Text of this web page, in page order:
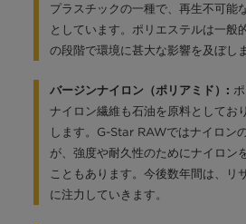
プラスチックの一種で、再生不可能
としています。ポリエステルは一般
の段階で環境に甚大な影響を及ぼしま
バージンナイロン（ポリアミド）:
ナイロン繊維も石油を原料としてお
します。G-Star RAWではナイロン
が、強度や耐久性のためにナイロン
こともあります。今後数年間は、リ
に注力していきます。